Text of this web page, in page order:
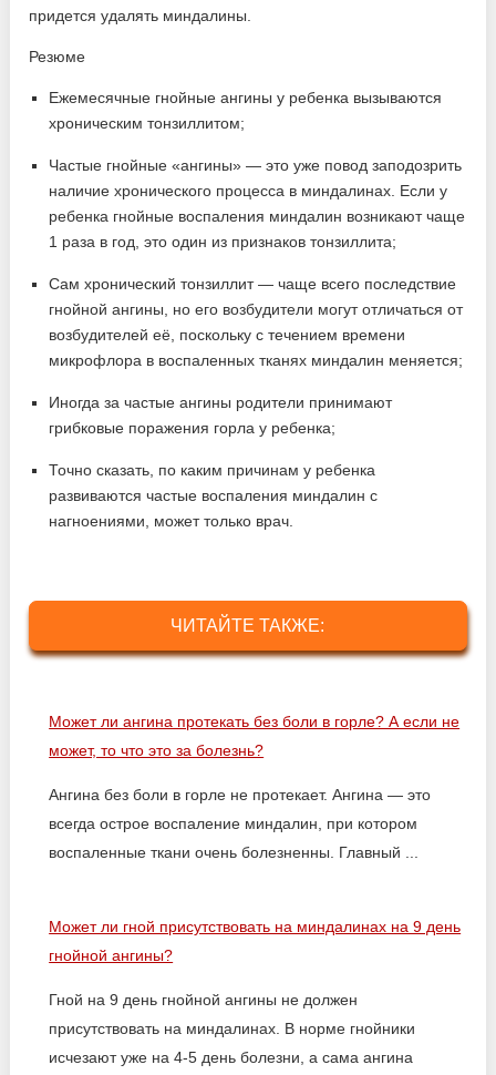
придется удалять миндалины.
Резюме
Ежемесячные гнойные ангины у ребенка вызываются
хроническим тонзиллитом;
Частые гнойные «ангины» — это уже повод заподозрить
наличие хронического процесса в миндалинах. Если у
ребенка гнойные воспаления миндалин возникают чаще
1 раза в год, это один из признаков тонзиллита;
Сам хронический тонзиллит — чаще всего последствие
гнойной ангины, но его возбудители могут отличаться от
возбудителей её, поскольку с течением времени
микрофлора в воспаленных тканях миндалин меняется;
Иногда за частые ангины родители принимают
грибковые поражения горла у ребенка;
Точно сказать, по каким причинам у ребенка
развиваются частые воспаления миндалин с
нагноениями, может только врач.
ЧИТАЙТЕ ТАКЖЕ:
Может ли ангина протекать без боли в горле? А если не
может, то что это за болезнь?
Ангина без боли в горле не протекает. Ангина — это
всегда острое воспаление миндалин, при котором
воспаленные ткани очень болезненны. Главный ...
Может ли гной присутствовать на миндалинах на 9 день
гнойной ангины?
Гной на 9 день гнойной ангины не должен
присутствовать на миндалинах. В норме гнойники
исчезают уже на 4-5 день болезни, а сама ангина